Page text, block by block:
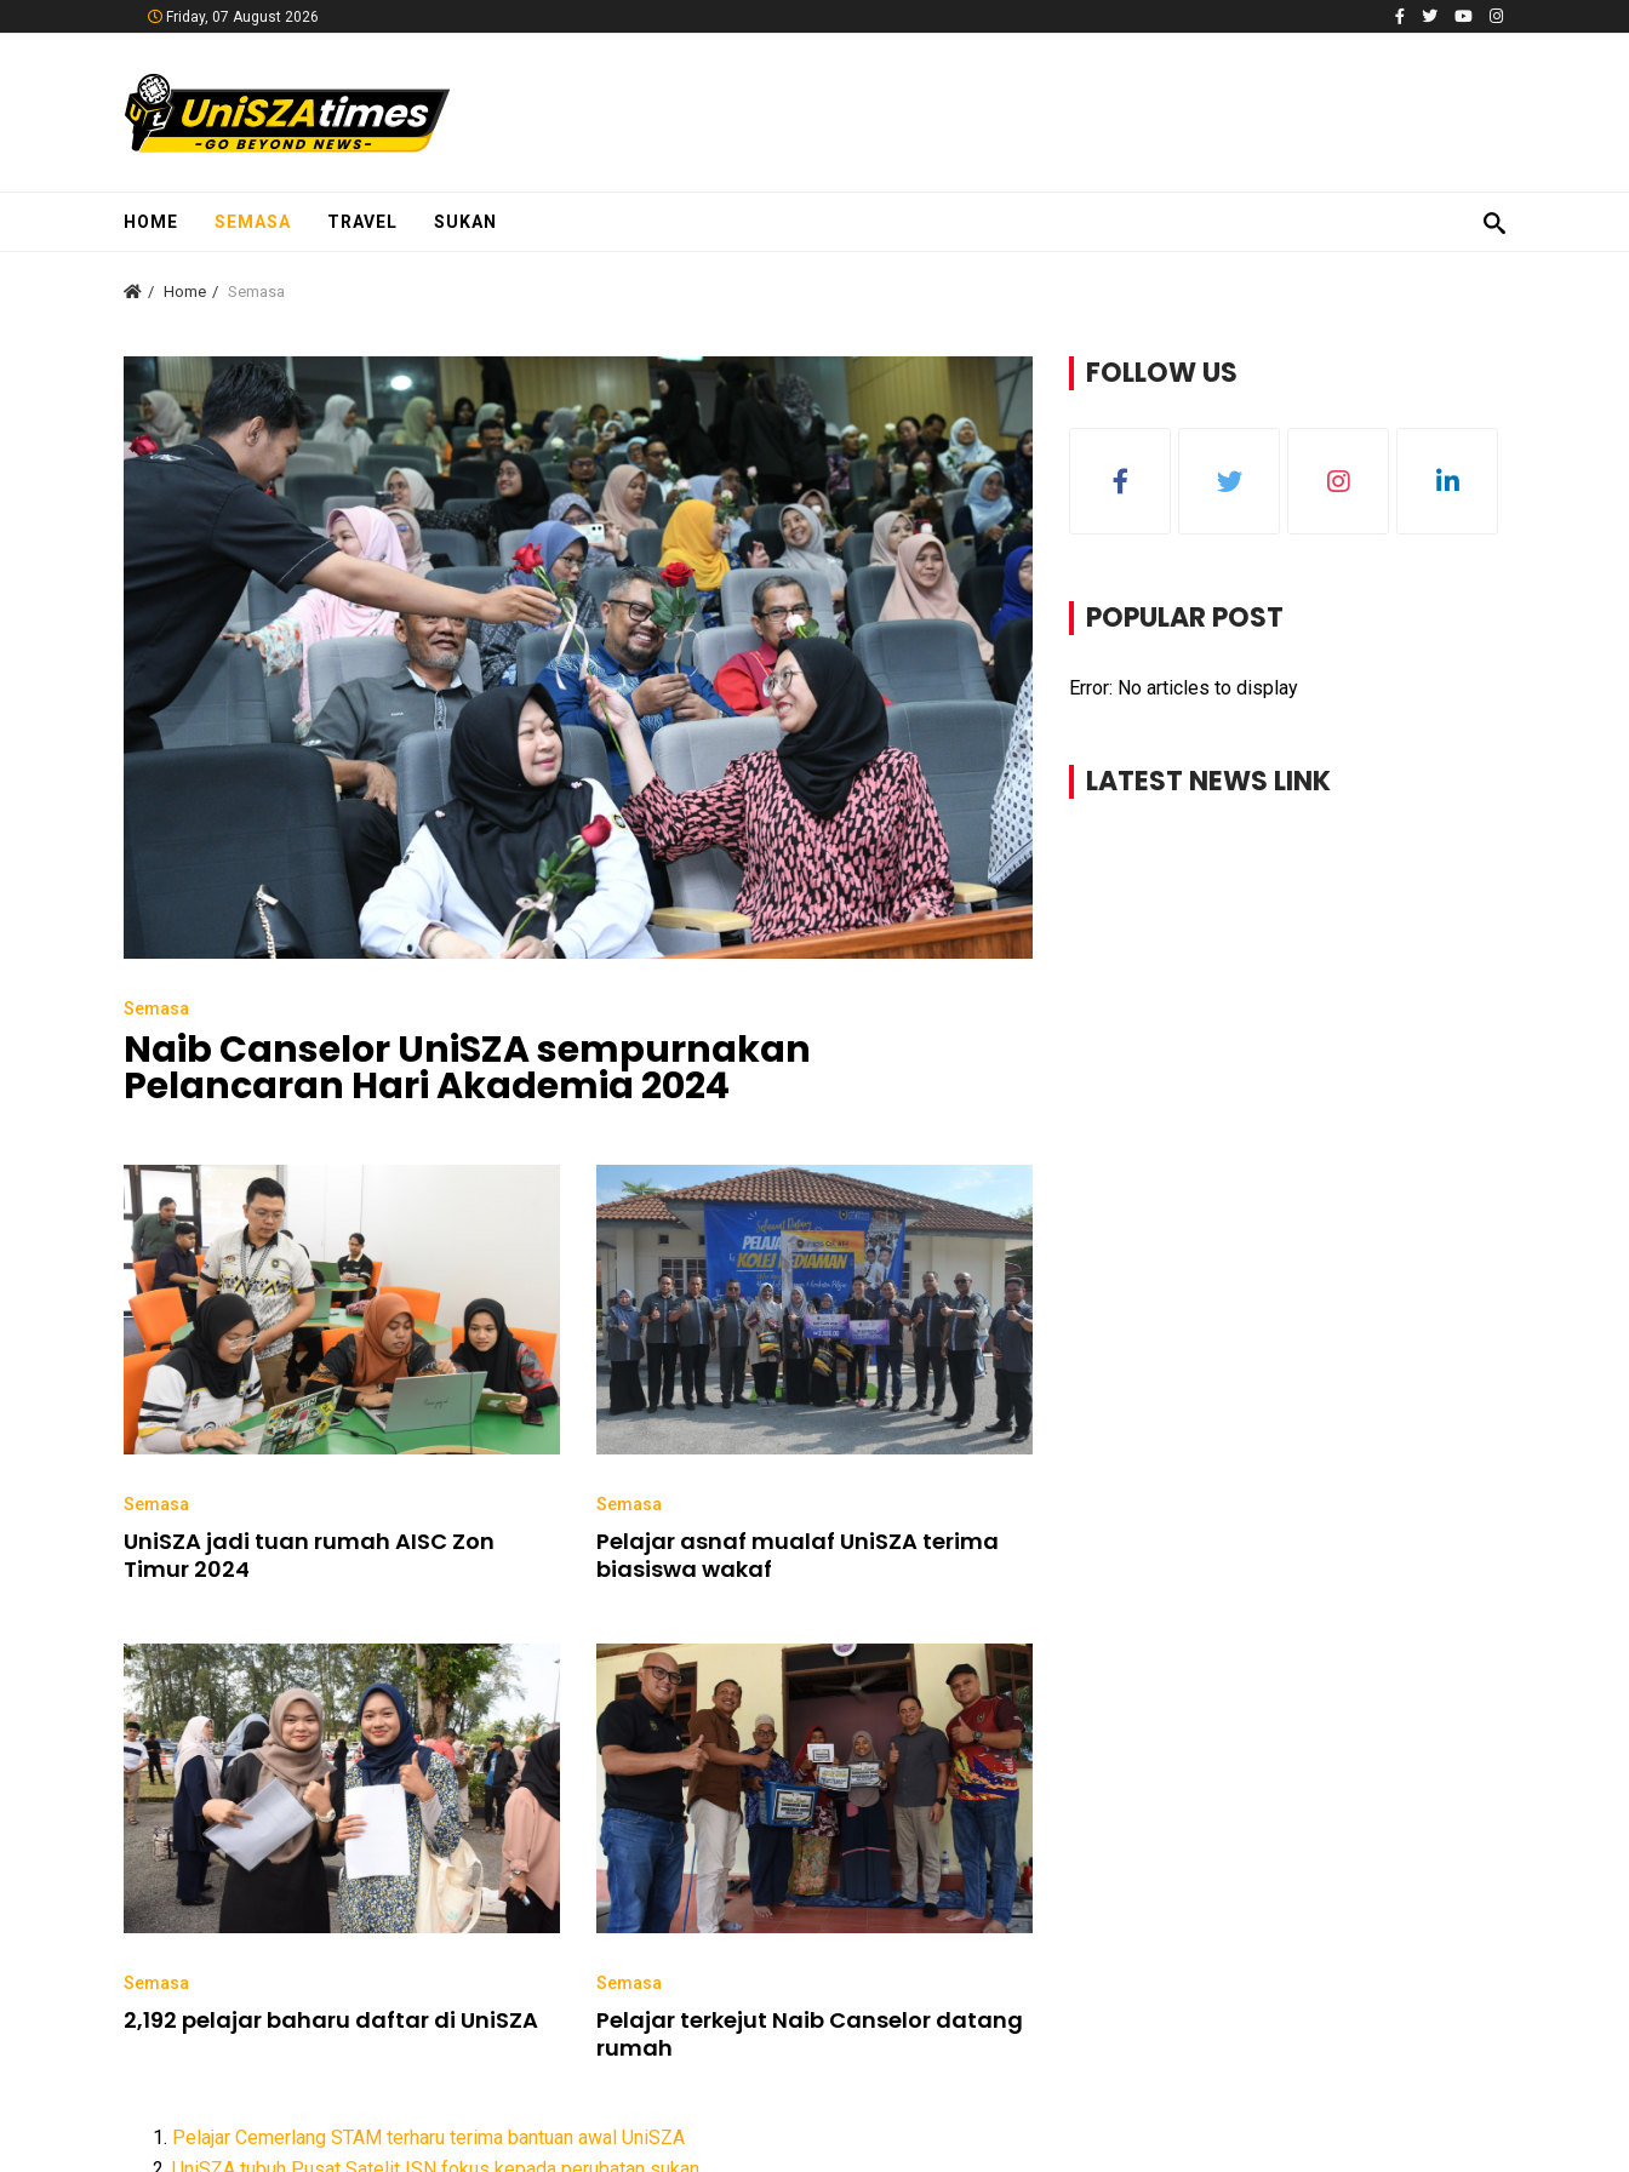
Friday, 07 August 2026
HOME SEMASA TRAVEL SUKAN
Home Semasa
Semasa
Naib Canselor UniSZA sempurnakan
Pelancaran Hari Akademia 2024
Semasa
UniSZA jadi tuan rumah AISC Zon
Timur 2024
Semasa
Pelajar asnaf mualaf UniSZA terima
biasiswa wakaf
Semasa
2,192 pelajar baharu daftar di UniSZA
Semasa
Pelajar terkejut Naib Canselor datang
rumah
Pelajar Cemerlang STAM terharu terima bantuan awal UniSZA
FOLLOW US
POPULAR POST
Error: No articles to display
LATEST NEWS LINK